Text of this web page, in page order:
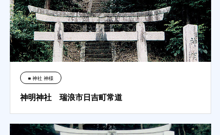
■ 神社 神様
神明神社 瑞浪市日吉町常道